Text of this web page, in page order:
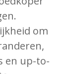
om
en up-to-